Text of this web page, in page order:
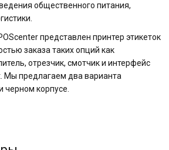
общественного питания,
представлен принтер этикеток
заказа таких опций как
отрезчик, смотчик и интерфейс
Мы предлагаем два варианта
черном корпусе.